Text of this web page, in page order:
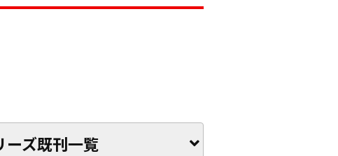
ーズ既刊一覧